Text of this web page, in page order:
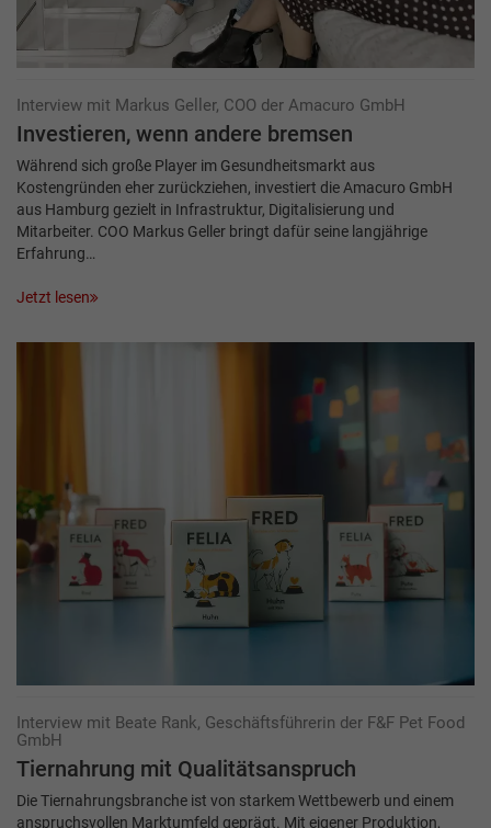
Interview mit Markus Geller, COO der Amacuro GmbH
Investieren, wenn andere bremsen
Während sich große Player im Gesundheitsmarkt aus
Kostengründen eher zurückziehen, investiert die Amacuro GmbH
aus Hamburg gezielt in Infrastruktur, Digitalisierung und
Mitarbeiter. COO Markus Geller bringt dafür seine langjährige
Erfahrung…
Jetzt lesen
Interview mit Beate Rank, Geschäftsführerin der F&F Pet Food
GmbH
Tiernahrung mit Qualitätsanspruch
Die Tiernahrungsbranche ist von starkem Wettbewerb und einem
anspruchsvollen Markt­umfeld geprägt. Mit eigener Produktion,